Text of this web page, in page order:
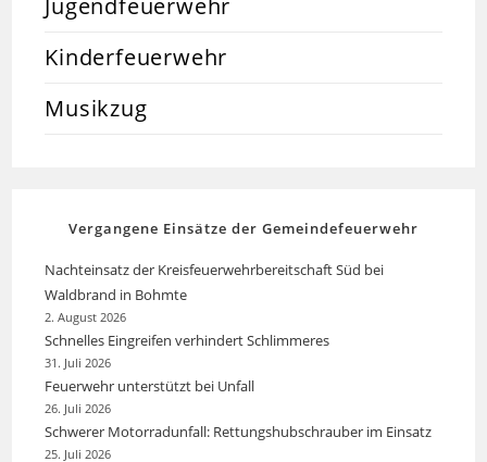
Jugendfeuerwehr
Kinderfeuerwehr
Musikzug
Vergangene Einsätze der Gemeindefeuerwehr
Nachteinsatz der Kreisfeuerwehrbereitschaft Süd bei
Waldbrand in Bohmte
2. August 2026
Schnelles Eingreifen verhindert Schlimmeres
31. Juli 2026
Feuerwehr unterstützt bei Unfall
26. Juli 2026
Schwerer Motorradunfall: Rettungshubschrauber im Einsatz
25. Juli 2026